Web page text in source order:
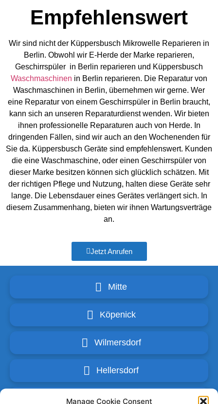
Manage Cookie Consent
Empfehlenswert
Wir sind nicht der Küppersbusch Mikrowelle Reparieren in
Berlin. Obwohl wir E-Herde der Marke reparieren,
Geschirrspüler in Berlin reparieren und Küppersbusch
Waschmaschinen in Berlin reparieren. Die Reparatur von
Waschmaschinen in Berlin, übernehmen wir gerne. Wer
eine Reparatur von einem Geschirrspüler in Berlin braucht,
kann sich an unseren Reparaturdienst wenden. Wir bieten
ihnen professionelle Reparaturen auch von Herde. In
dringenden Fällen, sind wir auch an den Wochenenden für
Sie da. Küppersbusch Geräte sind empfehlenswert. Kunden
die eine Waschmaschine, oder einen Geschirrspüler von
dieser Marke besitzen können sich glücklich schätzen. Mit
der richtigen Pflege und Nutzung, halten diese Geräte sehr
lange. Die Lebensdauer eines Gerätes verlängert sich. In
diesem Zusammenhang, bieten wir ihnen Wartungsverträge
an.
Jetzt Anrufen
Mitte
Köpenick
Wilmersdorf
Hellersdorf
Kreuzberg